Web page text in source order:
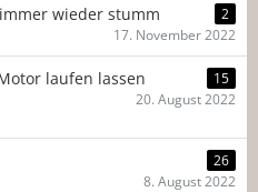
wieder stumm
2
17. November 2022
laufen lassen
15
20. August 2022
26
8. August 2022